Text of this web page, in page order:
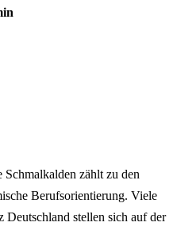
zählt zu den
Berufsorientierung. Viele
Deutschland stellen sich auf der